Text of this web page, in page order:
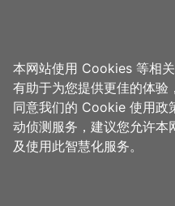
首页 > 想去的地方 > 住宿 > 适品
适品行旅
本网站使用 Cookies 等相
有助于为您提供更佳的体验
同意我们的 Cookie 使用政
动侦测服务，建议您允许本
及使用此智慧化服务。